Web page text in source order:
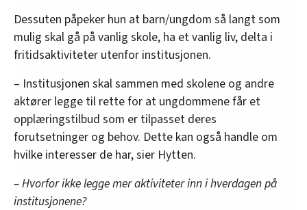
Dessuten påpeker hun at barn/ungdom så langt som
mulig skal gå på vanlig skole, ha et vanlig liv, delta i
fritidsaktiviteter utenfor institusjonen.
– Institusjonen skal sammen med skolene og andre
aktører legge til rette for at ungdommene får et
opplæringstilbud som er tilpasset deres
forutsetninger og behov. Dette kan også handle om
hvilke interesser de har, sier Hytten.
– Hvorfor ikke legge mer aktiviteter inn i hverdagen på
institusjonene?